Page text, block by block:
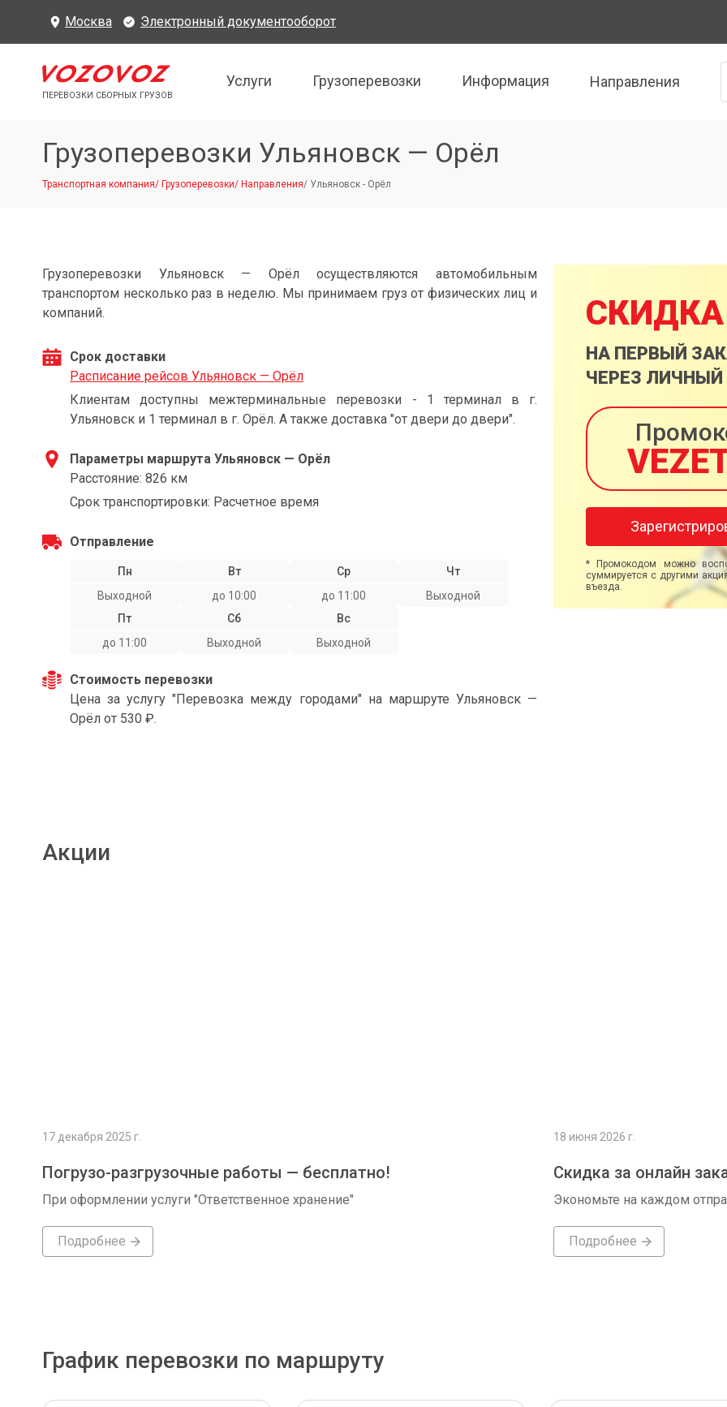
Москва Электронный документооборот
ПЕРЕВОЗКИ СБОРНЫХ ГРУЗОВ
Услуги Грузоперевозки Информация Направления
Грузоперевозки Ульяновск — Орёл
Транспортная компания/ Грузоперевозки/ Направления/ Ульяновск - Орёл
Грузоперевозки Ульяновск — Орёл осуществляются автомобильным
транспортом несколько раз в неделю. Мы принимаем груз от физических лиц и
компаний.
Срок доставки
Расписание рейсов Ульяновск — Орёл
Клиентам доступны межтерминальные перевозки - 1 терминал в г.
Ульяновск и 1 терминал в г. Орёл. А также доставка "от двери до двери".
Параметры маршрута Ульяновск — Орёл
Расстояние: 826 км
Срок транспортировки: Расчетное время
Отправление
Пн
Выходной
Вт
до 10:00
Ср
до 11:00
Чт
Выходной
Пт
до 11:00
Сб
Выходной
Вс
Выходной
Стоимость перевозки
Цена за услугу "Перевозка между городами" на маршруте Ульяновск —
Орёл от 530 ₽.
СКИДКА
НА ПЕРВЫЙ
ЧЕРЕЗ ЛИЧНЫЙ
* Промокодом можно
суммируется с другими
въезда.
Акции
17 декабря 2025 г.
Погрузо-разгрузочные работы — бесплатно!
При оформлении услуги "Ответственное хранение"
Подробнее
18 июня 2026 г.
Скидка за онлайн
Экономьте на каждом
Подробнее
График перевозки по маршруту